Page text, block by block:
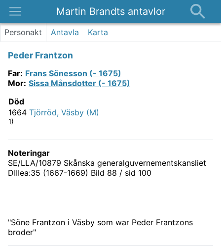
Martin Brandts antavlor
Platser
Kontakt
Personakt Antavla Karta
Peder Frantzon
Far: Frans Sönesson (- 1675)
Mor: Sissa Månsdotter (- 1675)
Död
1664 Tjörröd, Väsby (M)
1)
Noteringar
SE/LLA/10879 Skånska generalguvernementskansliet
DIIIea:35 (1667-1669) Bild 88 / sid 100
"Söne Frantzon i Väsby som war Peder Frantzons
broder"